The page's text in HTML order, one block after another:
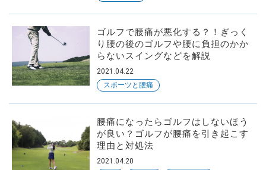
ゴルフで腰痛が悪化する？！ぎっく
り腰の後のゴルフや腰に負担のかか
らないスイングなどを解説
2021.04.22
スポーツと腰痛
腰痛になったらゴルフはしないほう
が良い？ゴルフが腰痛を引き起こす
理由と対処法
2021.04.20